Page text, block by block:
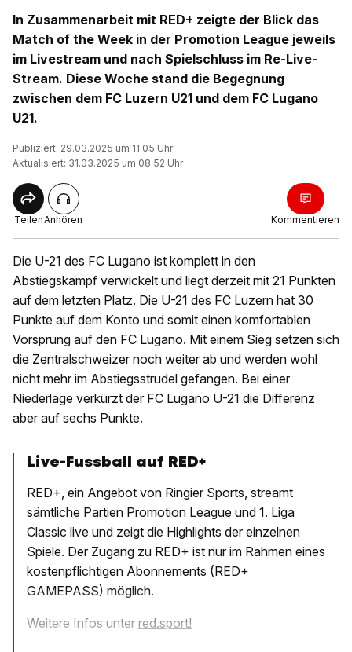
In Zusammenarbeit mit RED+ zeigte der Blick das
Match of the Week in der Promotion League jeweils
im Livestream und nach Spielschluss im Re-Live-
Stream. Diese Woche stand die Begegnung
zwischen dem FC Luzern U21 und dem FC Lugano
U21.
Publiziert: 29.03.2025 um 11:05 Uhr
Aktualisiert: 31.03.2025 um 08:52 Uhr
TeilenAnhören Kommentieren
Die U-21 des FC Lugano ist komplett in den
Abstiegskampf verwickelt und liegt derzeit mit 21 Punkten
auf dem letzten Platz. Die U-21 des FC Luzern hat 30
Punkte auf dem Konto und somit einen komfortablen
Vorsprung auf den FC Lugano. Mit einem Sieg setzen sich
die Zentralschweizer noch weiter ab und werden wohl
nicht mehr im Abstiegsstrudel gefangen. Bei einer
Niederlage verkürzt der FC Lugano U-21 die Differenz
aber auf sechs Punkte.
Live-Fussball auf RED+
RED+, ein Angebot von Ringier Sports, streamt
sämtliche Partien Promotion League und 1. Liga
Classic live und zeigt die Highlights der einzelnen
Spiele. Der Zugang zu RED+ ist nur im Rahmen eines
kostenpflichtigen Abonnements (RED+
GAMEPASS) möglich.
Weitere Infos unter red.sport!